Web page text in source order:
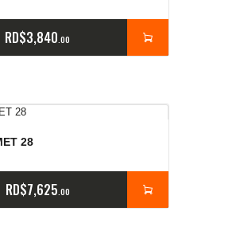
RD$3,840 00
28
RD$7,625 00